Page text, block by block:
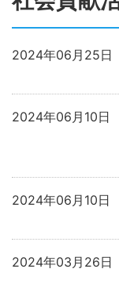
2024年06月25日
2024年06月10日
2024年06月10日
2024年03月26日